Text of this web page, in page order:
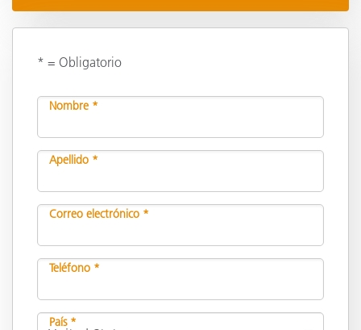
* = Obligatorio
Nombre *
Apellido *
Correo electrónico *
Teléfono *
País *